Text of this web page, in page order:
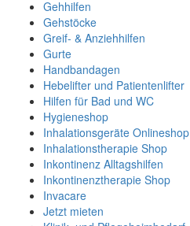
Gehhilfen
Gehstöcke
Greif- & Anziehhilfen
Gurte
Handbandagen
Hebelifter und Patientenlifter
Hilfen für Bad und WC
Hygieneshop
Inhalationsgeräte Onlineshop
Inhalationstherapie Shop
Inkontinenz Alltagshilfen
Inkontinenztherapie Shop
Invacare
Jetzt mieten